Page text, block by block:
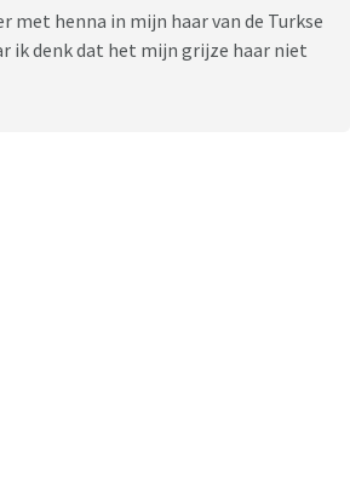
met henna in mijn haar van de Turkse
ik denk dat het mijn grijze haar niet